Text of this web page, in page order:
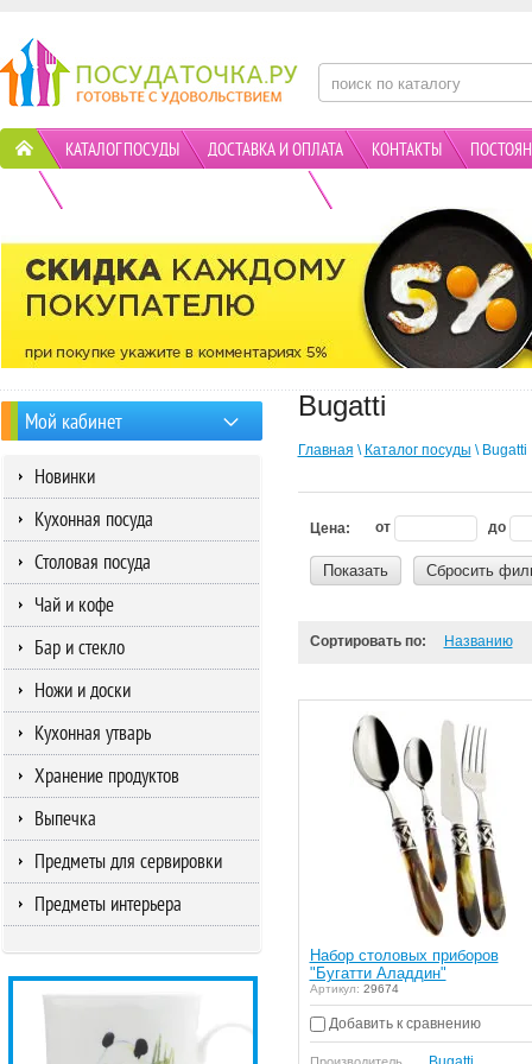
КАТАЛОГ ПОСУДЫ ДОСТАВКА И ОПЛАТА КОНТАКТЫ
Bugatti
Главная \ Каталог посуды \ Bugatti
Цена: от до
Показать Сбросить
Сортировать по: Названию
Набор столовых приборов
"Бугатти Аладдин"
Артикул: 29674
Добавить к сравнению
Мой кабинет
Новинки
Кухонная посуда
Столовая посуда
Чай и кофе
Бар и стекло
Ножи и доски
Кухонная утварь
Хранение продуктов
Выпечка
Предметы для сервировки
Предметы интерьера